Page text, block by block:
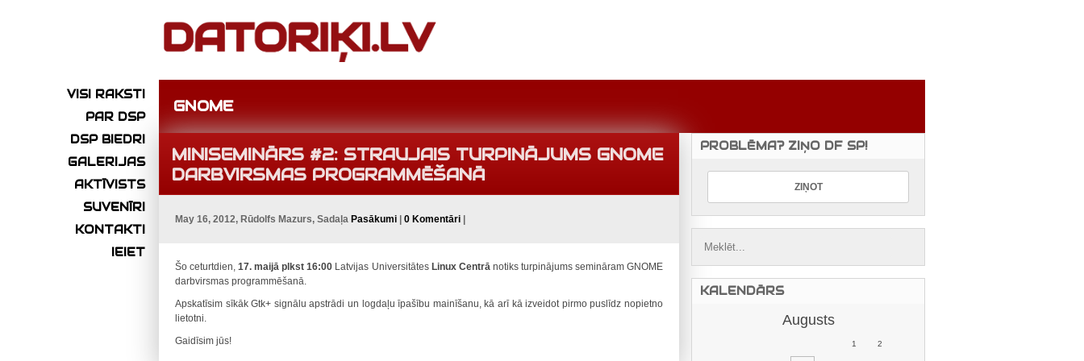
VISI RAKSTI
PAR DSP
DSP BIEDRI
GALERIJAS
AKTĪVISTS
SUVENĪRI
KONTAKTI
IEIET
GNOME
MINISEMINĀRS #2: STRAUJAIS TURPINĀJUMS GNOME
DARBVIRSMAS PROGRAMMĒŠANĀ
May 16, 2012, Rūdolfs Mazurs, Sadaļa Pasākumi 0 Komentāri
Šo ceturtdien,17. maijā plkst 16:00 Latvijas Universitātes Linux Centrā notiks turpinājums semināram GNOME
darbvirsmas programmēšanā.
Apskatīsim sīkāk Gtk+ signālu apstrādi un logdaļu īpašību mainīšanu, kā arī kā izveidot pirmo puslīdz nopietno
lietotni.
Gaidīsim jūs!
PROBLĒMA? ZIŅO DF SP!
KALENDĀRS
Augusts
1 2